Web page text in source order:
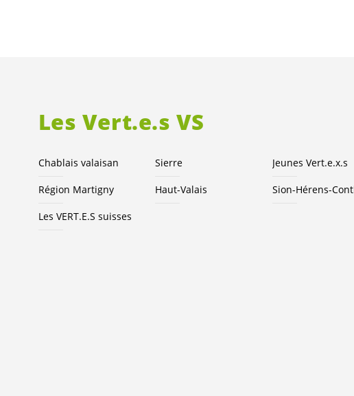
Les Vert.e.s VS
Chablais valaisan Sierre JeunesVert.e.x.s
Région Martigny Haut-Valais Sion-Hérens-
Les VERT.E.S suisses